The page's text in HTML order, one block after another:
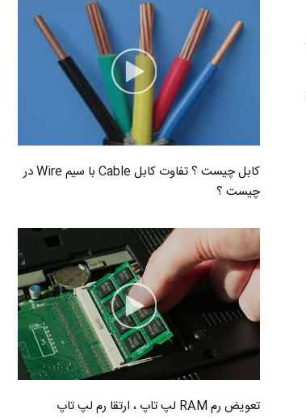
کابل چیست ؟ تفاوت کابل Cable با سیم Wire در
چیست ؟
تعویض رم RAM لپ تاپ ، ارتقا رم لپ تاپ